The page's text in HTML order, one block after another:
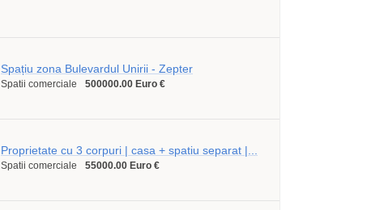
Spațiu zona Bulevardul Unirii - Zepter
Spatii comerciale 500000.00 Euro €
Proprietate cu 3 corpuri | casa + spatiu separat |...
Spatii comerciale 55000.00 Euro €